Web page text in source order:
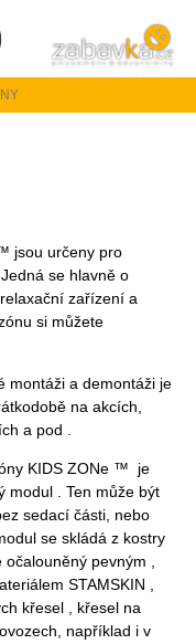
jsou určeny pro
Jedná se hlavně o
zařízení a
si můžete
montáži a demontáži je
na akcích,
a pod .
KIDS ZONe ™ je
modul . Ten může být
sedací části, nebo
se skládá z kostry
očalouněný pevným ,
STAMSKIN ,
křesel , křesel na
například i v